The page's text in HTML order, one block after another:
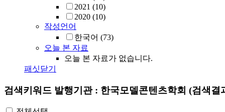
2021 (10)
2020 (10)
작성언어
한국어 (73)
오늘 본 자료
오늘 본 자료가 없습니다.
패싯닫기
검색키워드 발행기관 : 한국모델콘텐츠학회 (검색결